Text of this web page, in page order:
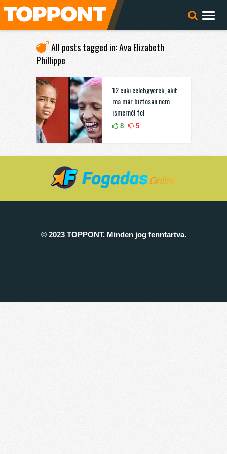
All posts tagged in: Ava Elizabeth
Phillippe
12 cuki celebgyerek, akit
ma már biztosan nem
ismernél fel
8 5
© 2023 TOPPONT. Minden jog fenntartva.